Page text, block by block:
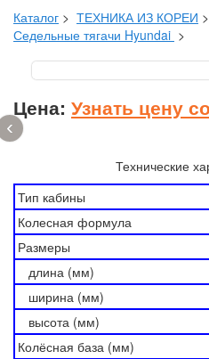
Каталог > ТЕХНИКА ИЗ КОРЕИ >
Седельные тягачи Hyundai >
‹
Цена: Узнать цену
Технические
Тип кабины
Колесная формула
Размеры
длина (мм)
ширина (мм)
высота (мм)
Колёсная база (мм)